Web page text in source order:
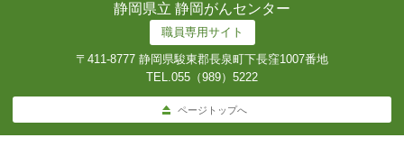
静岡県立 静岡がんセンター
職員専用サイト
〒411-8777 静岡県駿東郡長泉町下長窪1007番地
TEL.055（989）5222
ページトップへ